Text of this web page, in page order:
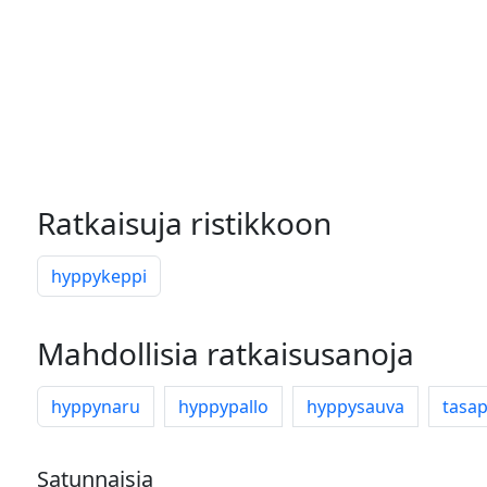
Ratkaisuja ristikkoon
hyppykeppi
Mahdollisia ratkaisusanoja
hyppynaru hyppypallo hyppysauva
Satunnaisia